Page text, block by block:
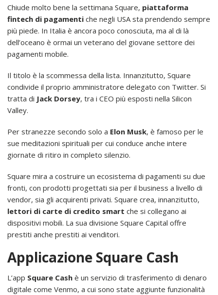
Chiude molto bene la settimana Square, piattaforma
fintech di pagamenti che negli USA sta prendendo sempre
più piede. In Italia è ancora poco conosciuta, ma al di là
dell’oceano è ormai un veterano del giovane settore dei
pagamenti mobile.
Il titolo è la scommessa della lista. Innanzitutto, Square
condivide il proprio amministratore delegato con Twitter. Si
tratta di Jack Dorsey, tra i CEO più esposti nella Silicon
Valley.
Per stranezze secondo solo a Elon Musk, è famoso per le
sue meditazioni spirituali per cui conduce anche intere
giornate di ritiro in completo silenzio.
Square mira a costruire un ecosistema di pagamenti su due
fronti, con prodotti progettati sia per il business a livello di
vendor, sia gli acquirenti privati. Square crea, innanzitutto,
lettori di carte di credito smart che si collegano ai
dispositivi mobili. La sua divisione Square Capital offre
prestiti anche prestiti ai venditori.
Applicazione Square Cash
L’app Square Cash è un servizio di trasferimento di denaro
digitale come Venmo, a cui sono state aggiunte funzionalità